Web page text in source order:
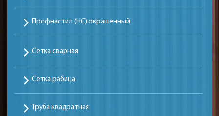
Профнастил (НС) окрашенный
Сетка сварная
Сетка рабица
Труба квадратная